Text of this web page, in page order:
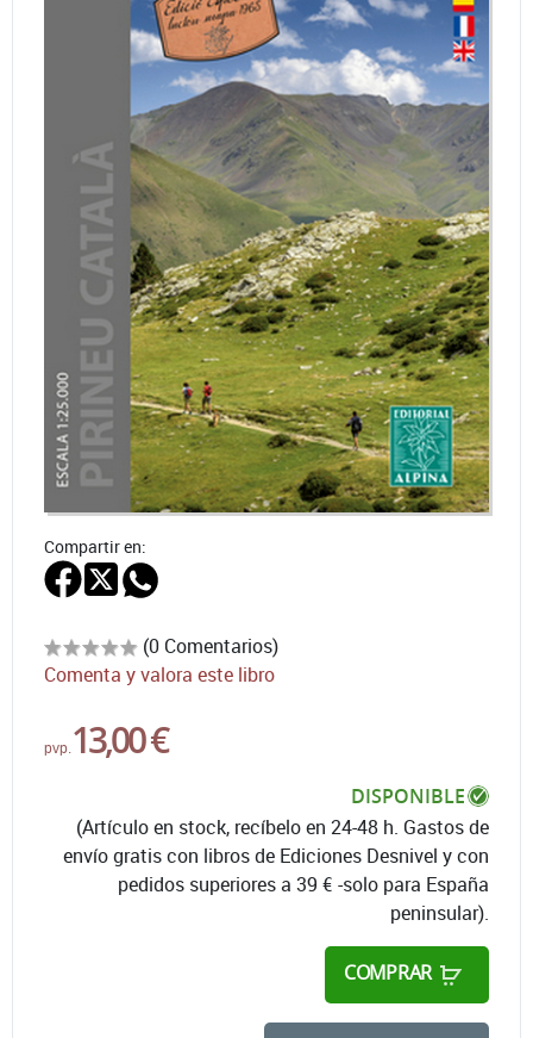
Compartir en:
(0 Comentarios)
Comenta y valora este libro
pvp. 13,00 €
DISPONIBLE
(Artículo en stock, recíbelo en 24-48 h. Gastos de
envío gratis con libros de Ediciones Desnivel y con
pedidos superiores a 39 € -solo para España
peninsular).
COMPRAR